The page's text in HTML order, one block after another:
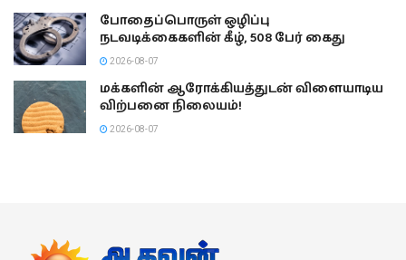
போதைப்பொருள் ஒழிப்பு
நடவடிக்கைகளின் கீழ், 508 பேர் கைது
2026-08-07
மக்களின் ஆரோக்கியத்துடன் விளையாடிய
விற்பனை நிலையம்!
2026-08-07